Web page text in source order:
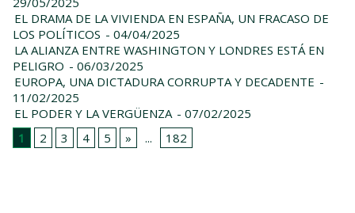
EL DRAMA DE LA VIVIENDA EN ESPAÑA, UN FRACASO DE
LOS POLÍTICOS - 04/04/2025
LA ALIANZA ENTRE WASHINGTON Y LONDRES ESTÁ EN
PELIGRO - 06/03/2025
EUROPA, UNA DICTADURA CORRUPTA Y DECADENTE -
11/02/2025
EL PODER Y LA VERGÜENZA - 07/02/2025
1
2 3 4 5 » ... 182